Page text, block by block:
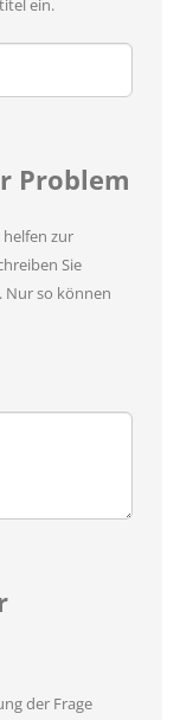
ein.
Problem
helfen zur
Sie
Nur so können
der Frage